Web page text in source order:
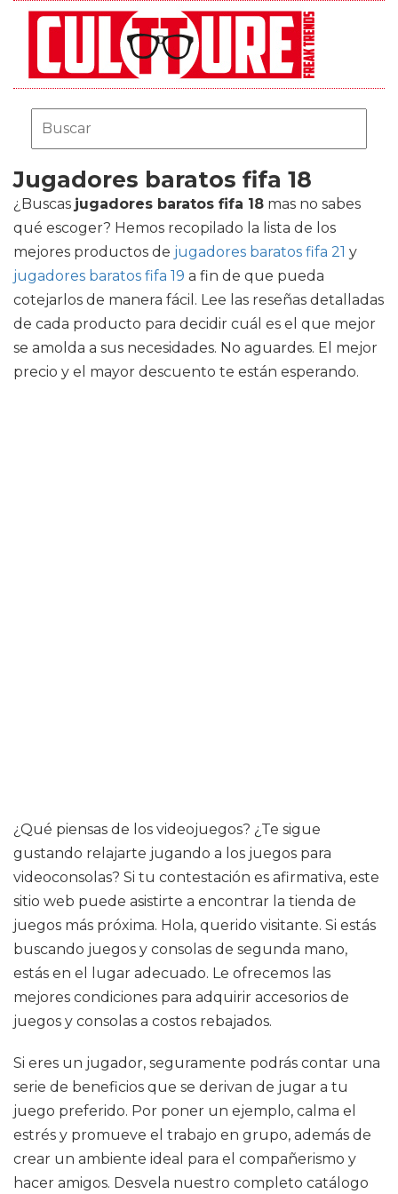
Jugadores baratos fifa 18
¿Buscas jugadores baratos fifa 18 mas no sabes
qué escoger? Hemos recopilado la lista de los
mejores productos de jugadores baratos fifa 21 y
jugadores baratos fifa 19 a fin de que pueda
cotejarlos de manera fácil. Lee las reseñas detalladas
de cada producto para decidir cuál es el que mejor
se amolda a sus necesidades. No aguardes. El mejor
precio y el mayor descuento te están esperando.
¿Qué piensas de los videojuegos? ¿Te sigue
gustando relajarte jugando a los juegos para
videoconsolas? Si tu contestación es afirmativa, este
sitio web puede asistirte a encontrar la tienda de
juegos más próxima. Hola, querido visitante. Si estás
buscando juegos y consolas de segunda mano,
estás en el lugar adecuado. Le ofrecemos las
mejores condiciones para adquirir accesorios de
juegos y consolas a costos rebajados.
Si eres un jugador, seguramente podrás contar una
serie de beneficios que se derivan de jugar a tu
juego preferido. Por poner un ejemplo, calma el
estrés y promueve el trabajo en grupo, además de
crear un ambiente ideal para el compañerismo y
hacer amigos. Desvela nuestro completo catálogo